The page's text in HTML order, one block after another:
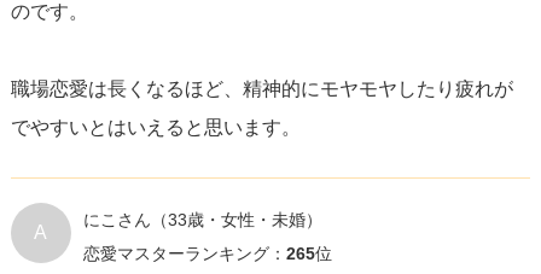
のです。
職場恋愛は長くなるほど、精神的にモヤモヤしたり疲れが
でやすいとはいえると思います。
A
にこさん （33歳・女性・未婚）
恋愛マスターランキング： 265位